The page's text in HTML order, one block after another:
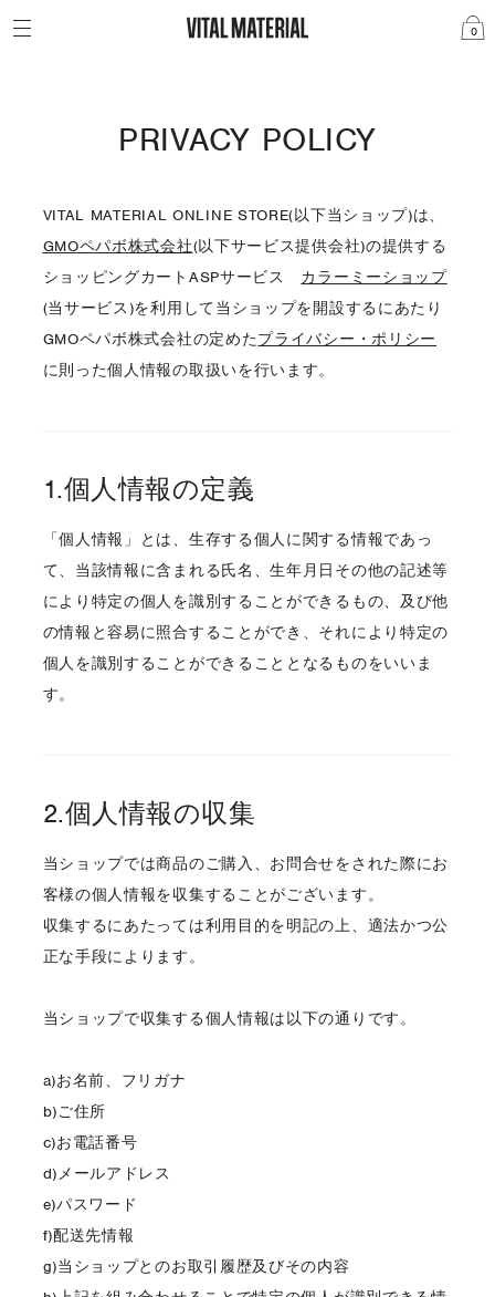
0
PRIVACY POLICY
VITAL MATERIAL ONLINE STORE(以下当ショップ)は、
GMOペパボ株式会社(以下サービス提供会社)の提供する
ショッピングカートASPサービス カラーミーショップ
(当サービス)を利用して当ショップを開設するにあたり
GMOペパボ株式会社の定めたプライバシー・ポリシー
に則った個人情報の取扱いを行います。
1.個人情報の定義
「個人情報」とは、生存する個人に関する情報であっ
て、当該情報に含まれる氏名、生年月日その他の記述等
により特定の個人を識別することができるもの、及び他
の情報と容易に照合することができ、それにより特定の
個人を識別することができることとなるものをいいま
す。
2.個人情報の収集
当ショップでは商品のご購入、お問合せをされた際にお
客様の個人情報を収集することがございます。
収集するにあたっては利用目的を明記の上、適法かつ公
正な手段によります。
当ショップで収集する個人情報は以下の通りです。
a)お名前、フリガナ
b)ご住所
c)お電話番号
d)メールアドレス
e)パスワード
f)配送先情報
g)当ショップとのお取引履歴及びその内容